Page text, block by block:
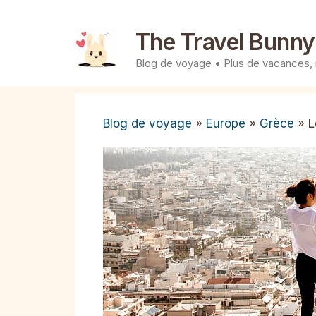
The Travel
Blog de voyage • Plus de
Blog de voyage » Europe » Grèce »